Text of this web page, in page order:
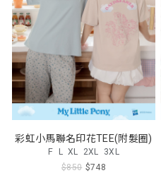
彩虹小馬聯名印花TEE(附髮圈)
F L XL 2XL 3XL
$850 $748